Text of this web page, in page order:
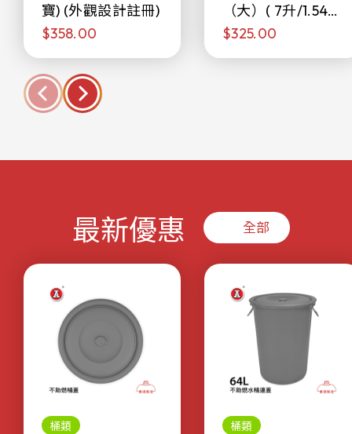
寶) (外觀設計註冊)
$358.00
（大）( 7升/1.54加
侖)
$325.00
最新優惠 全部
桶類 桶類